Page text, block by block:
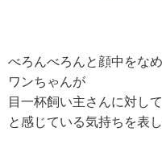
べろんべろんと顔中をな
ワンちゃんが
目一杯飼い主さんに対して
と感じている気持ちを表